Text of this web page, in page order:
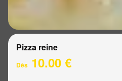
Pizza reine
Dès 10.00 €